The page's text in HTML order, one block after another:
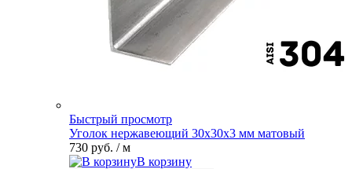
Быстрый просмотр
Уголок нержавеющий 30х30х3 мм матовый
730 руб. / м
В корзину